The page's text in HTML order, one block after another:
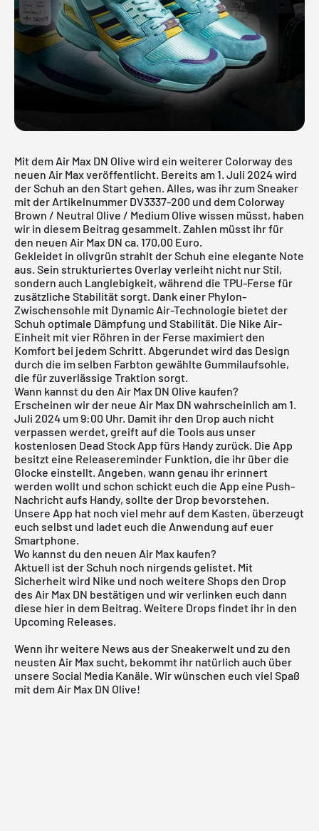
Mit dem Air Max DN Olive wird ein weiterer Colorway des
neuen Air Max veröffentlicht. Bereits am 1. Juli 2024 wird
der Schuh an den Start gehen. Alles, was ihr zum Sneaker
mit der Artikelnummer DV3337-200 und dem Colorway
Brown / Neutral Olive / Medium Olive wissen müsst, haben
wir in diesem Beitrag gesammelt. Zahlen müsst ihr für
den neuen Air Max DN ca. 170,00 Euro.
Gekleidet in olivgrün strahlt der Schuh eine elegante Note
aus. Sein strukturiertes Overlay verleiht nicht nur Stil,
sondern auch Langlebigkeit, während die TPU-Ferse für
zusätzliche Stabilität sorgt. Dank einer Phylon-
Zwischensohle mit Dynamic Air-Technologie bietet der
Schuh optimale Dämpfung und Stabilität. Die Nike Air-
Einheit mit vier Röhren in der Ferse maximiert den
Komfort bei jedem Schritt. Abgerundet wird das Design
durch die im selben Farbton gewählte Gummilaufsohle,
die für zuverlässige Traktion sorgt.
Wann kannst du den Air Max DN Olive kaufen?
Erscheinen wir der neue Air Max DN wahrscheinlich am 1.
Juli 2024 um 9:00 Uhr. Damit ihr den Drop auch nicht
verpassen werdet, greift auf die Tools aus unser
kostenlosen Dead Stock App fürs Handy zurück. Die App
besitzt eine Releasereminder Funktion, die ihr über die
Glocke einstellt. Angeben, wann genau ihr erinnert
werden wollt und schon schickt euch die App eine Push-
Nachricht aufs Handy, sollte der Drop bevorstehen.
Unsere App hat noch viel mehr auf dem Kasten, überzeugt
euch selbst und ladet euch die Anwendung auf euer
Smartphone.
Wo kannst du den neuen Air Max kaufen?
Aktuell ist der Schuh noch nirgends gelistet. Mit
Sicherheit wird Nike und noch weitere Shops den Drop
des Air Max DN bestätigen und wir verlinken euch dann
diese hier in dem Beitrag. Weitere Drops findet ihr in den
Upcoming Releases.
Wenn ihr weitere News aus der Sneakerwelt und zu den
neusten Air Maxsucht, bekommt ihr natürlich auch über
unsere Social Media Kanäle. Wir wünschen euch viel Spaß
mit dem Air Max DN Olive!